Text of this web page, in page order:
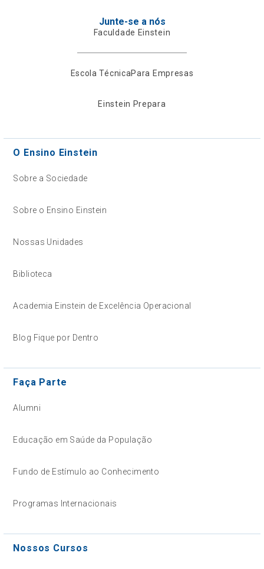
Junte-se a nós
Faculdade Einstein
Escola TécnicaPara Empresas
Einstein Prepara
O Ensino Einstein
Sobre a Sociedade
Sobre o Ensino Einstein
Nossas Unidades
Biblioteca
Academia Einstein de Excelência Operacional
Blog Fique por Dentro
Faça Parte
Alumni
Educação em Saúde da População
Fundo de Estímulo ao Conhecimento
Programas Internacionais
Nossos Cursos